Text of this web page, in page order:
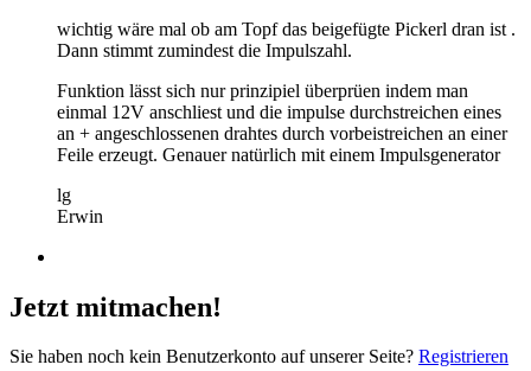
wichtig wäre mal ob am Topf das beigefügte Pickerl dran ist .
Dann stimmt zumindest die Impulszahl.
Funktion lässt sich nur prinzipiel überprüen indem man
einmal 12V anschliest und die impulse durchstreichen eines
an + angeschlossenen drahtes durch vorbeistreichen an einer
Feile erzeugt. Genauer natürlich mit einem Impulsgenerator
lg
Erwin
Jetzt mitmachen!
Sie haben noch kein Benutzerkonto auf unserer Seite? Registrieren